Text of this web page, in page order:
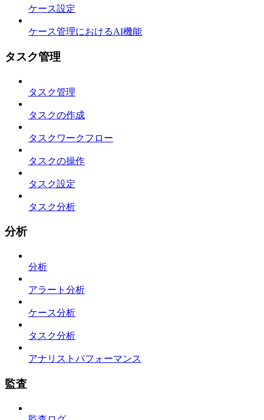
ケース設定
ケース管理におけるAI機能
タスク管理
タスク管理
タスクの作成
タスクワークフロー
タスクの操作
タスク設定
タスク分析
分析
分析
アラート分析
ケース分析
タスク分析
アナリストパフォーマンス
監査